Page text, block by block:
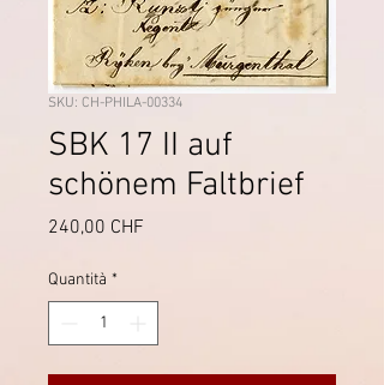
SKU: CH-PHILA-00334
SBK 17 II auf
schönem Faltbrief
240,00 CHF
Quantità *